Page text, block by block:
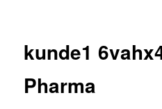
kunde1
Pharma